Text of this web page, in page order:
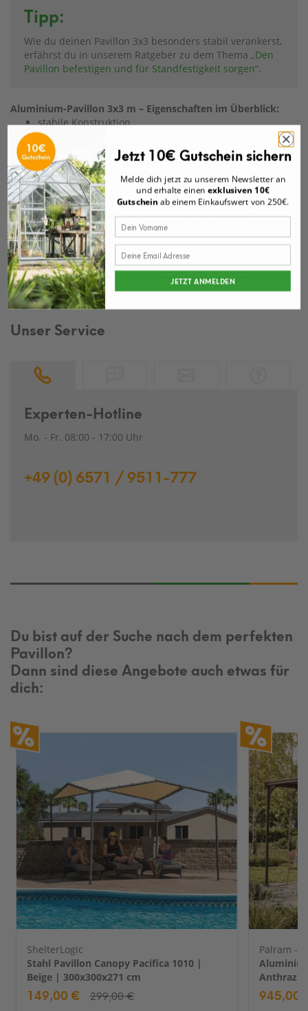
Tipp:
Wie du deinen Pavillon 3x3 besonders stabil verankerst,
erfährst du in unserem Ratgeber zu dem Thema „Den
Pavillon befestigen und für Standfestigkeit sorgen“.
Aluminium-Pavillon 3x3 m – Eigenschaften im Überblick:
stabile Konstruktion
edle Optik
witterungsbeständig und rostresistent
für ganzjährigen Außenbetrieb konzipiert
unkomplizierter Aufbau
Wähle jetzt deinen perfekten Pavillon von 3x3 m bei
mygardenhome aus und bestelle ihnversandkostenfrei
online.
Unser Service
Experten-Hotline
Mo. - Fr. 08:00 - 17:00 Uhr
+49 (0) 6571 / 9511-777
Du bist auf der Suche nach dem perfekten
Pavillon?
Dann sind diese Angebote auch etwas für
dich:
ShelterLogic
Stahl Pavillon Canopy Pacifica 1010 |
Beige | 300x300x271 cm
149,00 € 299,00 €
Palram -
Anthrazit
945,00
Jetzt 10€ Gutschein sichern
Melde dich jetzt zu unserem Newsletter an
und erhalte einenexklusiven 10€
Gutschein ab einem Einkaufswert von 250€.
JETZT ANMELDEN